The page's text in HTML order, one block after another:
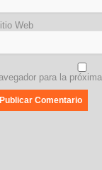
Web
para la